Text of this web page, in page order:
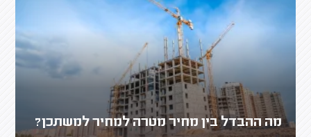
מה ההבדל בין מחיר מטרה למחיר למשתכן?